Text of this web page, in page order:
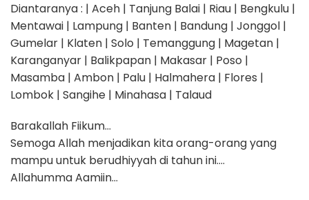
Diantaranya : | Aceh | Tanjung Balai | Riau | Bengkulu |
Mentawai | Lampung | Banten | Bandung | Jonggol |
Gumelar | Klaten | Solo | Temanggung | Magetan |
Karanganyar | Balikpapan | Makasar | Poso |
Masamba | Ambon | Palu | Halmahera | Flores |
Lombok | Sangihe | Minahasa | Talaud
Barakallah Fiikum…
Semoga Allah menjadikan kita orang-orang yang
mampu untuk berudhiyyah di tahun ini….
Allahumma Aamiin…